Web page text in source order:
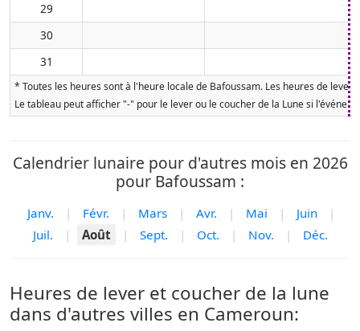
29
30
31
* Toutes les heures sont à l'heure locale de Bafoussam. Les heures de
Le tableau peut afficher "-" pour le lever ou le coucher de la Lune si
Calendrier lunaire pour d'autres mois en 2026
pour Bafoussam :
Janv. | Févr. | Mars | Avr. | Mai | Juin
|
Juil.
| Août | Sept. | Oct. | Nov. | Déc.
Heures de lever et coucher de la lune
dans d'autres villes en Cameroun: